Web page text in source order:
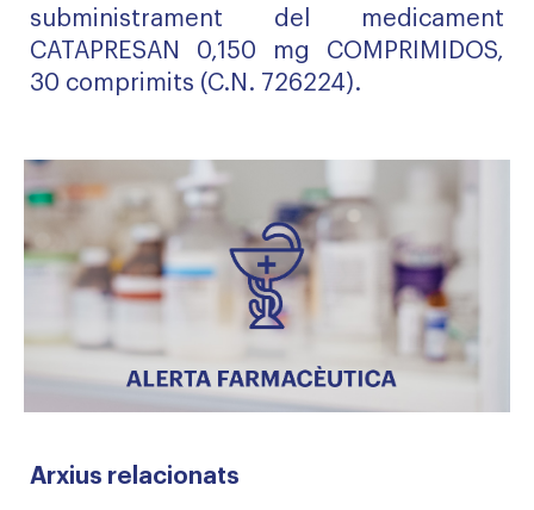
Arxius relacionats
subministrament del medicament
CATAPRESAN 0,150 mg COMPRIMIDOS,
30 comprimits (C.N. 726224).